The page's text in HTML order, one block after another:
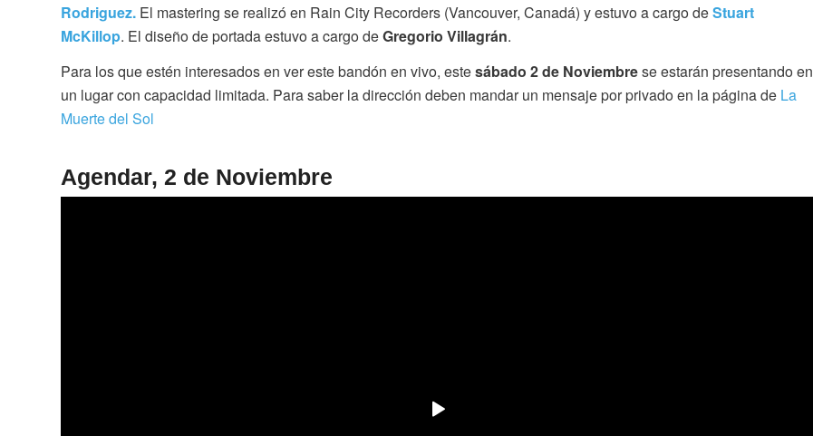
Rodriguez. El mastering se realizó en Rain City Recorders (Vancouver, Canadá) y estuvo a cargo deStuart
McKillop. El diseño de portada estuvo a cargo deGregorio Villagrán.
Para los que estén interesados en ver este bandón en vivo, estesábado 2 de Noviembrese estarán presentando en
un lugar con capacidad limitada. Para saber la dirección deben mandar un mensaje por privado en la página de La
Muerte del Sol
Agendar, 2 de Noviembre